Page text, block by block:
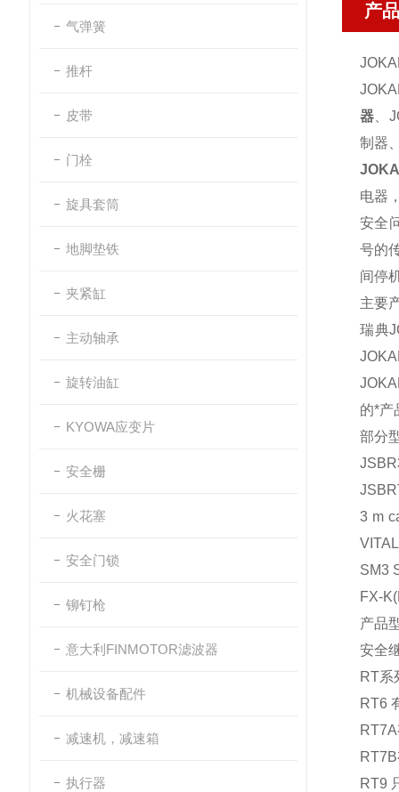
气弹簧
推杆
皮带
门栓
旋具套筒
地脚垫铁
夹紧缸
主动轴承
旋转油缸
KYOWA应变片
安全栅
火花塞
安全门锁
铆钉枪
意大利FINMOTOR滤波器
机械设备配件
减速机，减速箱
执行器
产
器 、
制器
电器
安全
号的
间停
主要
瑞典
的*产
部分
3 m
SM3
FX-
产品
安全
RT系
RT6
RT9